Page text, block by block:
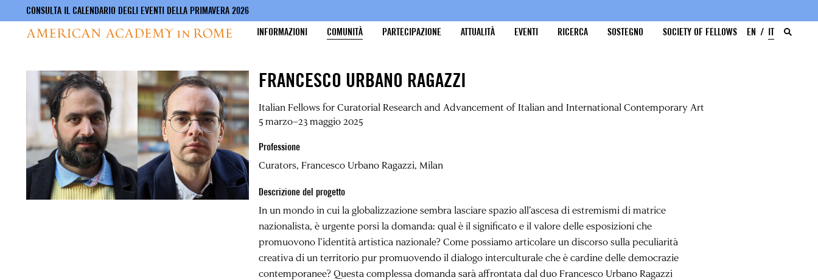
CONSULTA IL CALENDARIO DEGLI EVENTI DELLA PRIMAVERA 2026
INFORMAZIONI
COMUNITÀ PARTECIPAZIONE ATTUALITÀ EVENTI RICERCA SOSTEGNO SOCIETY OF FELLOWS EN IT
FRANCESCO URBANO RAGAZZI
Italian Fellows for Curatorial Research and Advancement of Italian and International Contemporary Art
5 marzo–23 maggio 2025
Professione
Curators, Francesco Urbano Ragazzi, Milan
Descrizione del progetto
In un mondo in cui la globalizzazione sembra lasciare spazio all’ascesa di estremismi di matrice
nazionalista, è urgente porsi la domanda: qual è il significato e il valore delle esposizioni che
promuovono l’identità artistica nazionale? Come possiamo articolare un discorso sulla peculiarità
creativa di un territorio pur promuovendo il dialogo interculturale che è cardine delle democrazie
contemporanee? Questa complessa domanda sarà affrontata dal duo Francesco Urbano Ragazzi